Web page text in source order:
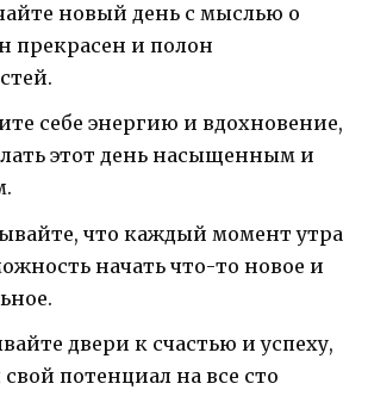
новый день с мыслью о
прекрасен и полон
себе энергию и вдохновение,
этот день насыщенным и
что каждый момент утра
начать что-то новое и
двери к счастью и успеху,
свой потенциал на все сто